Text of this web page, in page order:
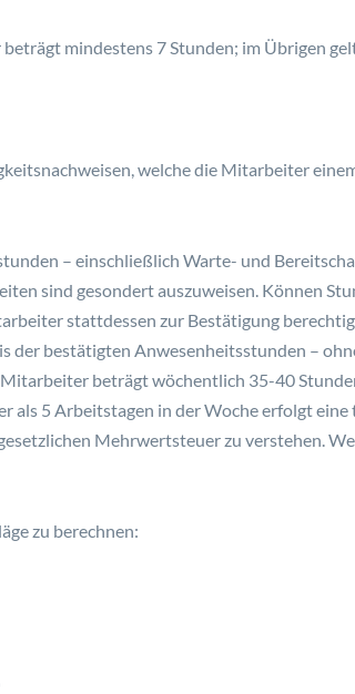
mindestens 7 Stunden; im Übrigen
welche die Mitarbeiter
– einschließlich Warte- und
sind gesondert auszuweisen. Können
stattdessen zur Bestätigung
der bestätigten Anwesenheitsstunden –
beträgt wöchentlich 35-40
als 5 Arbeitstagen in der Woche erfolgt
Mehrwertsteuer zu verstehen.
zu berechnen: